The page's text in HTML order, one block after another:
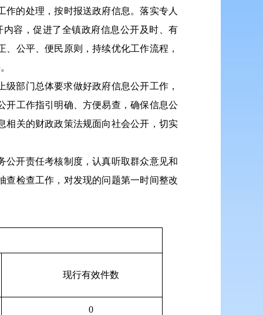
的处理，按时报送政府信息。落实专人
容，促进了全镇政府信息公开及时、有
公平、便民原则，持续优化工作流程，
部门总体要求做好政府信息公开工作，
开工作指引明确、方便易查，确保信息公
相关的财政政策法规面向社会公开，切实
公开责任考核制度，认真听取群众意见和
查检查工作，对发现的问题第一时间整改
现行有效件数
0